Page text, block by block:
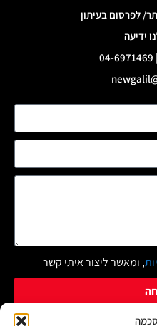
לפרסום בעיתון
ידיעה
, ומאשר ליצור איתי קשר